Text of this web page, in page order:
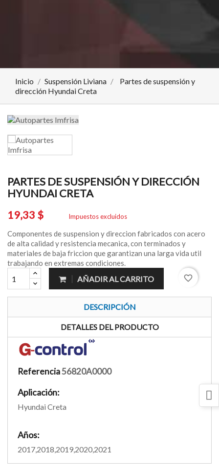
Inicio Suspensión Liviana
Partes de suspensión y
dirección Hyundai Creta
PARTES DE SUSPENSIÓN Y DIRECCIÓN
HYUNDAI CRETA
19,33 $
Impuestos excluidos
Componentes de suspension y direccion fabricados con acero
de alta calidad y resistencia mecanica, con terminados y
materiales de baja friccion que garantizan una larga vida util
trabajando en extremas condiciones.
AÑADIR AL CARRITO favorite_border
DESCRIPCIÓN
DETALLES DEL PRODUCTO
Referencia56820A0000
Aplicación:
Hyundai Creta
Años:
2017,2018,2019,2020,2021